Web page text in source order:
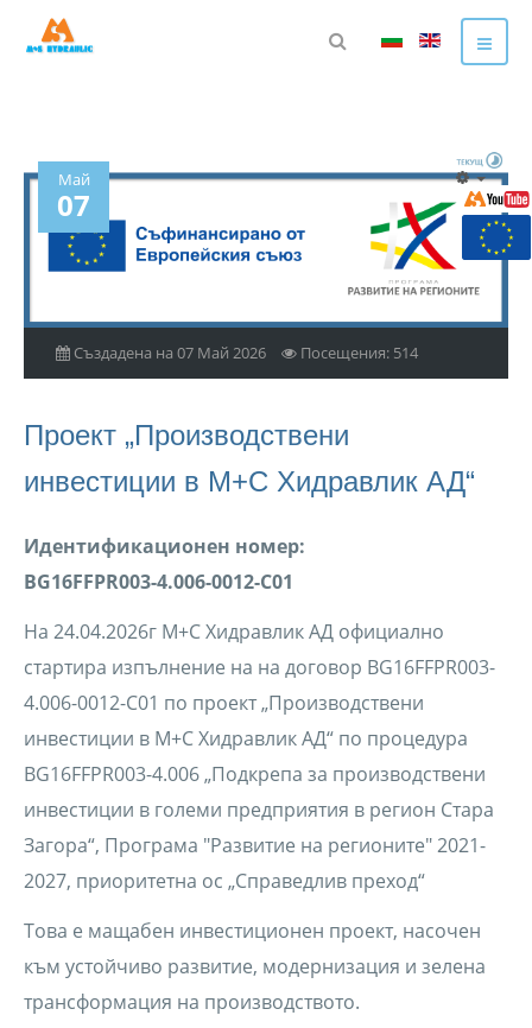
Май
07
Създадена на 07 Май 2026 Посещения: 514
Проект „Производствени
инвестиции в М+С Хидравлик АД“
Идентификационен номер:
BG16FFPR003-4.006-0012-C01
На 24.04.2026г М+С Хидравлик АД официално
стартира изпълнение на на договор BG16FFPR003-
4.006-0012-C01 по проект „Производствени
инвестиции в М+С Хидравлик АД“ по процедура
BG16FFPR003-4.006 „Подкрепа за производствени
инвестиции в големи предприятия в регион Стара
Загора“, Програма "Развитие на регионите" 2021-
2027, приоритетна ос „Справедлив преход“
Това е мащабен инвестиционен проект, насочен
към устойчиво развитие, модернизация и зелена
трансформация на производството.